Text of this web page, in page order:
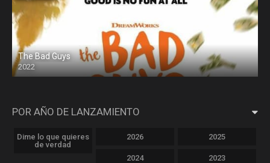
The Bad Guys
2022
POR AÑO DE LANZAMIENTO
Dime lo que quieres
de verdad
2026 2025
2024 2023